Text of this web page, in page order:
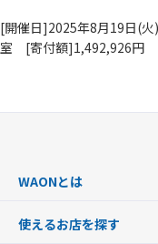
[開催日]2025年8月19日(
室 [寄付額]1,492,926円
WAONとは
WAONを申込む
使えるお店を探す